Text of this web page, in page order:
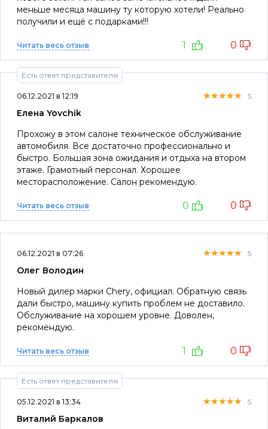
меньше месяца машину ту которую хотели! Реально
получили и ещё с подарками!!!
Читать весь отзыв 1 0
Есть ответ представителя
06.12.2021 в 12:19 ★★★★★
★★★★★
★★★★★ 5
Елена Yovchik
Прохожу в этом салоне техническое обслуживание
автомобиля. Все достаточно профессионально и
быстро. Большая зона ожидания и отдыха на втором
этаже. Грамотный персонал. Хорошее
месторасположение. Салон рекомендую.
Читать весь отзыв 0 0
06.12.2021 в 07:26 ★★★★★
★★★★★
★★★★★ 5
Олег Володин
Новый дилер марки Chery, официал. Обратную связь
дали быстро, машину купить проблем не доставило.
Обслуживание на хорошем уровне. Доволен,
рекомендую.
Читать весь отзыв 1 0
Есть ответ представителя
05.12.2021 в 13:34 ★★★★★
★★★★★
★★★★★ 5
Виталий Баркалов